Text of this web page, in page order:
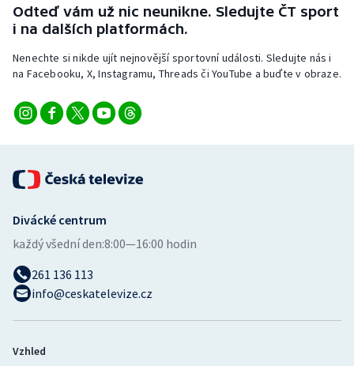
Veslování
Vodní slalom
Volejbal
Odteď vám už nic neunikne. Sledujte ČT sport
i na dalších platformách.
Nenechte si nikde ujít nejnovější sportovní události. Sledujte nás i
na Facebooku, X, Instagramu, Threads či YouTube a buďte v obraze.
Divácké centrum
každý všední den:8:00—16:00 hodin
261 136 113
info@ceskatelevize.cz
Vzhled